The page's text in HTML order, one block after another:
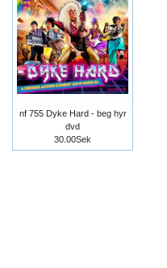
nf 755 Dyke Hard - beg hyr
dvd
30.00Sek